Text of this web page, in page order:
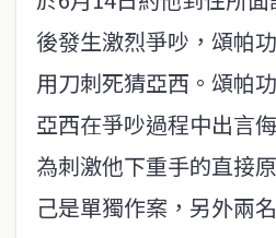
後發生激烈爭吵，頌帕
用刀刺死猜亞西。頌帕
亞西在爭吵過程中出言
為刺激他下重手的直接
己是單獨作案，另外兩